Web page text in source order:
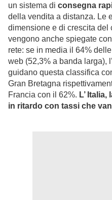
un sistema di consegna
della vendita a distanza. Le
dimensione e di crescita del
vengono anche spiegate
rete: se in media il 64%
web (52,3% a banda larga),
guidano questa classifica
Gran Bretagna
Francia con il 62%. L’
in ritardo con tassi che